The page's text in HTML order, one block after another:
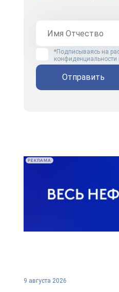
*Подписываясь на
Отправить
РЕКЛАМА
9 августа 2026